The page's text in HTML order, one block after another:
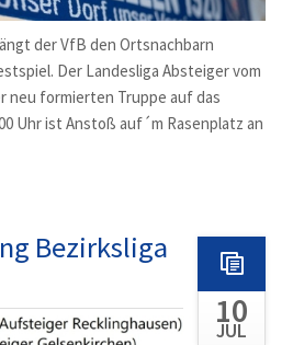
der VfB den Ortsnachbarn
Der Landesliga Absteiger vom
neu formierten Truppe auf das
Uhr ist Anstoß auf´m Rasenplatz an
Bezirksliga
10
JUL